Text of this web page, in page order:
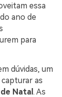
essa
ano de
para
dúvidas, um
as
Natal . As